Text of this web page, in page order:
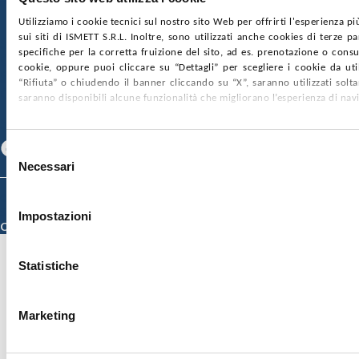
Utilizziamo i cookie tecnici sul nostro sito Web per offrirti l'esperienza
sui siti di ISMETT S.R.L. Inoltre, sono utilizzati anche cookies di terze
specifiche per la corretta fruizione del sito, ad es. prenotazione o
cookie, oppure puoi cliccare su “Dettagli” per scegliere i cookie da
“Rifiuta” o chiudendo il banner cliccando su “X”, saranno utilizzati
saranno disponibili alcune funzionalità che migliorano l’esperienza di
Selezione
delNecessari
Impostazioni
Statistiche
Marketing
SOCIETÀ TRASPARENTE WHISTLEBLOWING
GARE E CONTRATTIPRIVACYCOOKIE POLICY
SOSTIENICIMAPPA DEL SITOACCESSIBILITÀ
CONTATTI
Specializzazione)
Credits